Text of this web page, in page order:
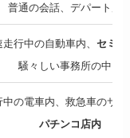
普通の会話、デパート店
走行中の自動車内、 セミの
騒々しい事務所の中、
中の電車内、救急車のサ
パチンコ店内